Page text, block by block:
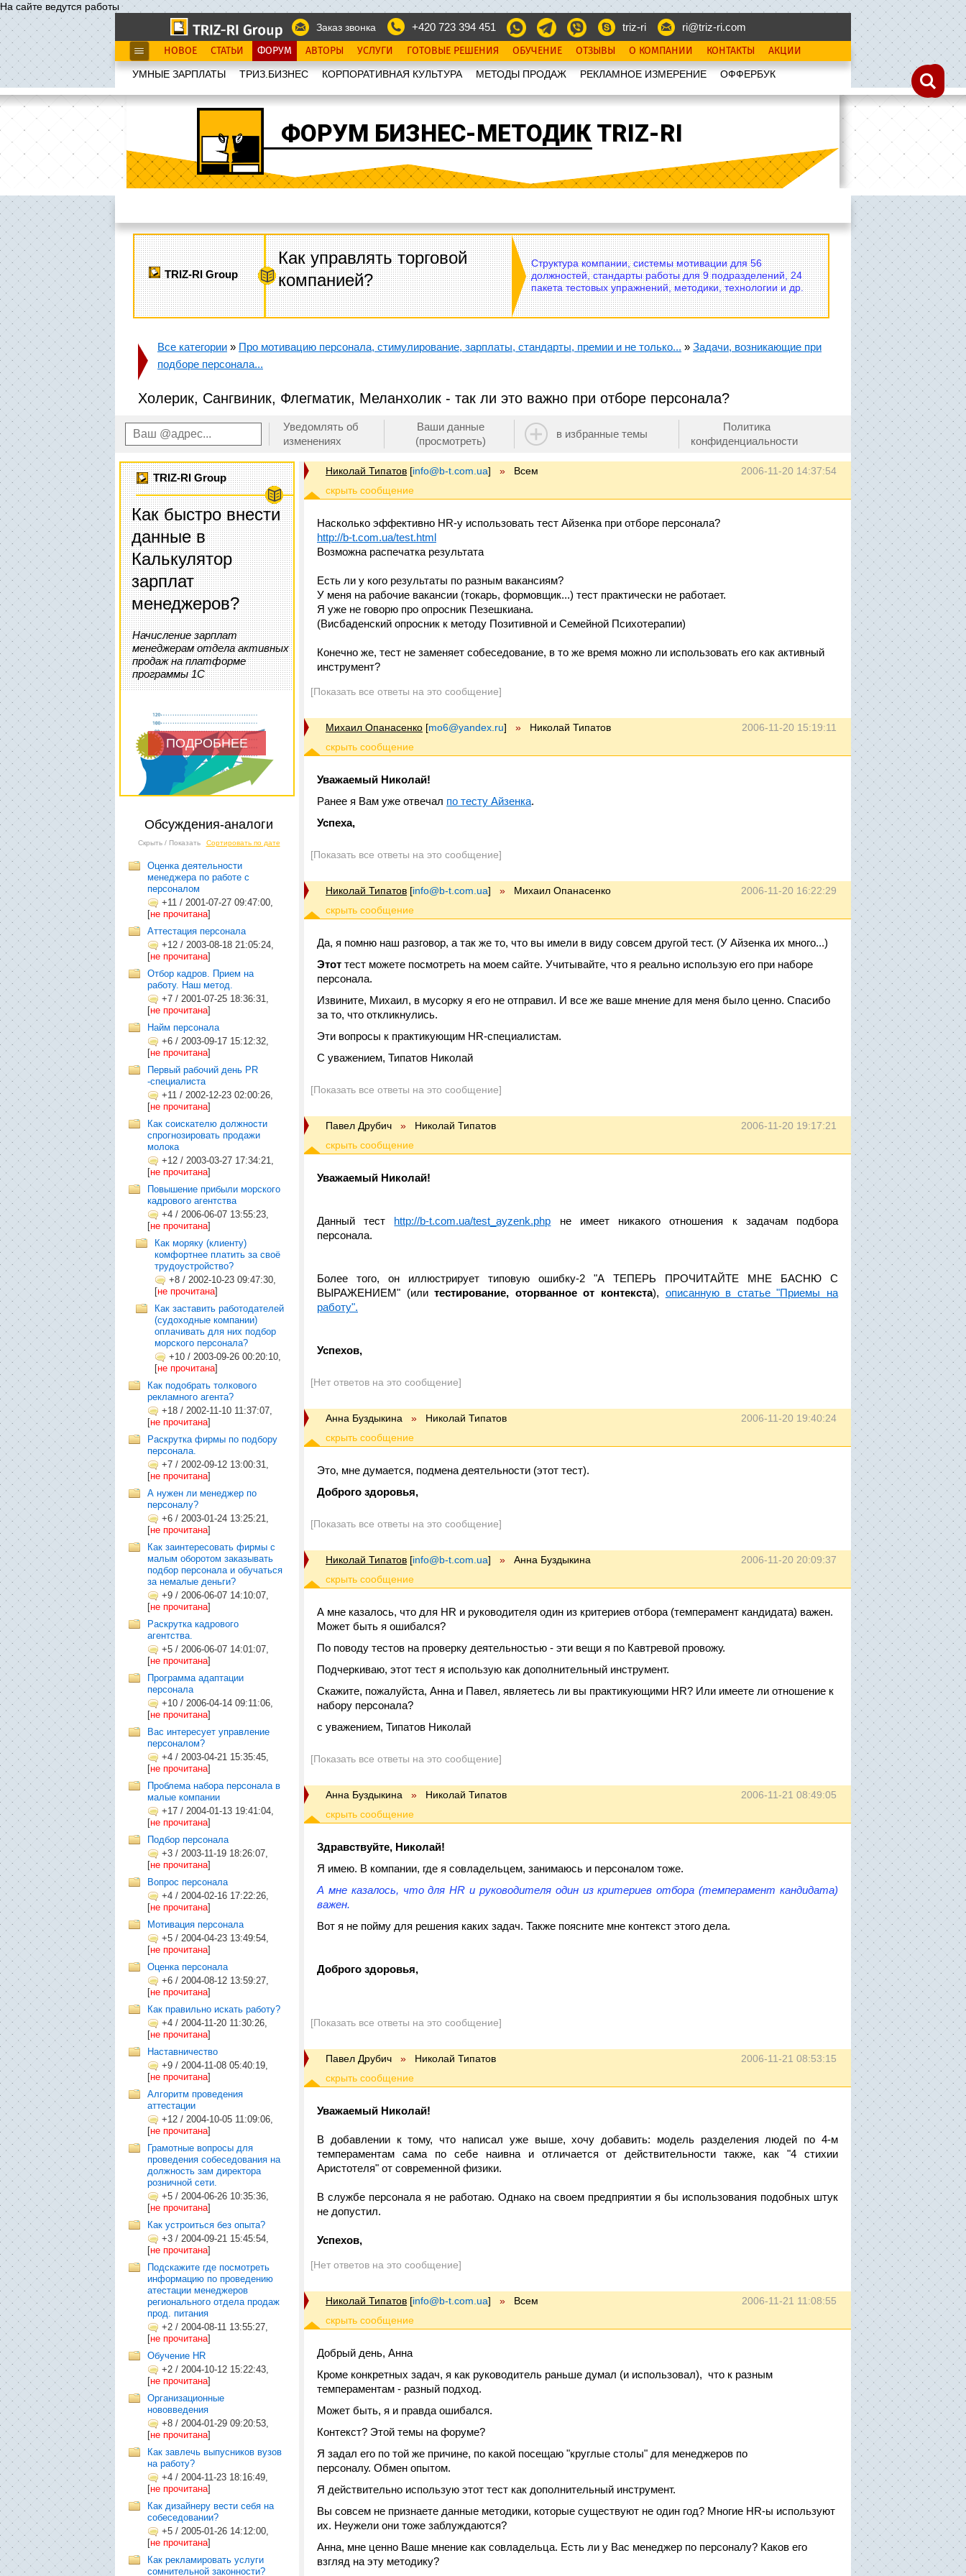
На сайте ведутся работы
Заказ звонка
+420 723 394 451 triz-ri ri@triz-ri.com
НОВОЕ СТАТЬИ ФОРУМ АВТОРЫ УСЛУГИ ГОТОВЫЕ РЕШЕНИЯ ОБУЧЕНИЕ ОТЗЫВЫ О КОМПАНИИ КОНТАКТЫ АКЦИИ
УМНЫЕ ЗАРПЛАТЫ ТРИЗ.БИЗНЕС КОРПОРАТИВНАЯ КУЛЬТУРА МЕТОДЫ ПРОДАЖ РЕКЛАМНОЕ ИЗМЕРЕНИЕ OФФЕРБУК
ФОРУМ БИЗНЕС-МЕТОДИК TRIZ-RI
TRIZ-RI Group
Как управлять торговой
компанией?
Структура компании, системы мотивации для 56
должностей, стандарты работы для 9 подразделений, 24
пакета тестовых упражнений, методики, технологии и др.
Все категории » Про мотивацию персонала, стимулирование, зарплаты, стандарты, премии и не только... » Задачи, возникающие при
подборе персонала...
Холерик, Сангвиник, Флегматик, Меланхолик - так ли это важно при отборе персонала?
Уведомлять об
изменениях
Ваши данные
(просмотреть)
в избранные темы
Политика
конфиденциальности
TRIZ-RI Group
Как быстро внести
данные в
Калькулятор
зарплат
менеджеров?
Начисление зарплат
менеджерам отдела активных
продаж на платформе
программы 1С
ПОДРОБНЕЕ
Обсуждения-аналоги
Скрыть / Показать Сортировать по дате
Оценка деятельности
менеджера по работе с
персоналом
+11 / 2001-07-27 09:47:00,
[не прочитана]
Аттестация персонала
+12 / 2003-08-18 21:05:24,
[не прочитана]
Отбор кадров. Прием на
работу. Наш метод.
+7 / 2001-07-25 18:36:31,
[не прочитана]
Найм персонала
+6 / 2003-09-17 15:12:32,
[не прочитана]
Первый рабочий день PR
-специалиста
+11 / 2002-12-23 02:00:26,
[не прочитана]
Как соискателю должности
спрогнозировать продажи
молока
+12 / 2003-03-27 17:34:21,
[не прочитана]
Повышение прибыли морского
кадрового агентства
+4 / 2006-06-07 13:55:23,
[не прочитана]
Как моряку (клиенту)
комфортнее платить за своё
трудоустройство?
+8 / 2002-10-23 09:47:30,
[не прочитана]
Как заставить работодателей
(судоходные компании)
оплачивать для них подбор
морского персонала?
+10 / 2003-09-26 00:20:10,
[не прочитана]
Как подобрать толкового
рекламного агента?
+18 / 2002-11-10 11:37:07,
[не прочитана]
Раскрутка фирмы по подбору
персонала.
+7 / 2002-09-12 13:00:31,
[не прочитана]
А нужен ли менеджер по
персоналу?
+6 / 2003-01-24 13:25:21,
[не прочитана]
Как заинтересовать фирмы с
малым оборотом заказывать
подбор персонала и обучаться
за немалые деньги?
+9 / 2006-06-07 14:10:07,
[не прочитана]
Раскрутка кадрового
агентства.
+5 / 2006-06-07 14:01:07,
[не прочитана]
Программа адаптации
персонала
+10 / 2006-04-14 09:11:06,
[не прочитана]
Вас интересует управление
персоналом?
+4 / 2003-04-21 15:35:45,
[не прочитана]
Проблема набора персонала в
малые компании
+17 / 2004-01-13 19:41:04,
[не прочитана]
Подбор персонала
+3 / 2003-11-19 18:26:07,
[не прочитана]
Вопрос персонала
+4 / 2004-02-16 17:22:26,
[не прочитана]
Мотивация персонала
+5 / 2004-04-23 13:49:54,
[не прочитана]
Оценка персонала
+6 / 2004-08-12 13:59:27,
[не прочитана]
Как правильно искать работу?
+4 / 2004-11-20 11:30:26,
[не прочитана]
Наставничество
+9 / 2004-11-08 05:40:19,
[не прочитана]
Алгоритм проведения
аттестации
+12 / 2004-10-05 11:09:06,
[не прочитана]
Грамотные вопросы для
проведения собеседования на
должность зам директора
розничной сети.
+5 / 2004-06-26 10:35:36,
[не прочитана]
Как устроиться без опыта?
+3 / 2004-09-21 15:45:54,
[не прочитана]
Подскажите где посмотреть
информацию по проведению
атестации менеджеров
регионального отдела продаж
прод. питания
+2 / 2004-08-11 13:55:27,
[не прочитана]
Обучение HR
+2 / 2004-10-12 15:22:43,
[не прочитана]
Организационные
нововведения
+8 / 2004-01-29 09:20:53,
[не прочитана]
Как завлечь выпусников вузов
на работу?
+4 / 2004-11-23 18:16:49,
[не прочитана]
Как дизайнеру вести себя на
собеседовании?
+5 / 2005-01-26 14:12:00,
[не прочитана]
Как рекламировать услуги
сомнительной законности?
2006-11-20 14:37:54
Николай Типатов [info@b-t.com.ua] » Всем
Насколько эффективно HR-у использовать тест Айзенка при отборе персонала?
http://b-t.com.ua/test.html
Возможна распечатка результата
Есть ли у кого результаты по разным вакансиям?
У меня на рабочие вакансии (токарь, формовщик...) тест практически не работает.
Я уже не говорю про опросник Пезешкиана.
(Висбаденский опросник к методу Позитивной и Семейной Психотерапии)
Конечно же, тест не заменяет собеседование, в то же время можно ли использовать его как активный
инструмент?
[Показать все ответы на это сообщение]
2006-11-20 15:19:11
Михаил Опанасенко [mo6@yandex.ru] » Николай Типатов
Уважаемый Николай!
Ранее я Вам уже отвечал по тесту Айзенка.
Успеха,
[Показать все ответы на это сообщение]
2006-11-20 16:22:29
Николай Типатов [info@b-t.com.ua] » Михаил Опанасенко
Да, я помню наш разговор, а так же то, что вы имели в виду совсем другой тест. (У Айзенка их много...)
Этот тест можете посмотреть на моем сайте. Учитывайте, что я реально использую его при наборе
персонала.
Извините, Михаил, в мусорку я его не отправил. И все же ваше мнение для меня было ценно. Спасибо
за то, что откликнулись.
Эти вопросы к практикующим HR-специалистам.
С уважением, Типатов Николай
[Показать все ответы на это сообщение]
2006-11-20 19:17:21
Павел Друбич » Николай Типатов
Уважаемый Николай!
Данный тест http://b-t.com.ua/test_ayzenk.php не имеет никакого отношения к задачам подбора
персонала.
Более того, он иллюстрирует типовую ошибку-2 "А ТЕПЕРЬ ПРОЧИТАЙТЕ МНЕ БАСНЮ С
ВЫРАЖЕНИЕМ" (илитестирование, оторванное от контекста), описанную в статье "Приемы на
работу".
Успехов,
[Нет ответов на это сообщение]
2006-11-20 19:40:24
Анна Буздыкина » Николай Типатов
Это, мне думается, подмена деятельности (этот тест).
Доброго здоровья,
[Показать все ответы на это сообщение]
2006-11-20 20:09:37
Николай Типатов [info@b-t.com.ua] » Анна Буздыкина
А мне казалось, что для HR и руководителя один из критериев отбора (темперамент кандидата) важен.
Может быть я ошибался?
По поводу тестов на проверку деятельностью - эти вещи я по Кавтревой провожу.
Подчеркиваю, этот тест я использую как дополнительный инструмент.
Скажите, пожалуйста, Анна и Павел, являетесь ли вы практикующими HR? Или имеете ли отношение к
набору персонала?
с уважением, Типатов Николай
[Показать все ответы на это сообщение]
2006-11-21 08:49:05
Анна Буздыкина » Николай Типатов
Здравствуйте, Николай!
Я имею. В компании, где я совладельцем, занимаюсь и персоналом тоже.
А мне казалось, что для HR и руководителя один из критериев отбора (темперамент кандидата)
важен.
Вот я не пойму для решения каких задач. Также поясните мне контекст этого дела.
Доброго здоровья,
[Показать все ответы на это сообщение]
2006-11-21 08:53:15
Павел Друбич » Николай Типатов
Уважаемый Николай!
В добавлении к тому, что написал уже выше, хочу добавить: модель разделения людей по 4-м
темпераментам сама по себе наивна и отличается от действительности также, как "4 стихии
Аристотеля" от современной физики.
В службе персонала я не работаю. Однако на своем предприятии я бы использования подобных штук
не допустил.
Успехов,
[Нет ответов на это сообщение]
2006-11-21 11:08:55
Николай Типатов [info@b-t.com.ua] » Всем
Добрый день, Анна
Кроме конкретных задач, я как руководитель раньше думал (и использовал), что к разным
темпераментам - разный подход.
Может быть, я и правда ошибался.
Контекст? Этой темы на форуме?
Я задал его по той же причине, по какой посещаю "круглые столы" для менеджеров по
персоналу. Обмен опытом.
Я действительно использую этот тест как дополнительный инструмент.
Вы совсем не признаете данные методики, которые существуют не один год? Многие HR-ы используют
их. Неужели они тоже заблуждаются?
Анна, мне ценно Ваше мнение как совладельца. Есть ли у Вас менеджер по персоналу? Каков его
взгляд на эту методику?